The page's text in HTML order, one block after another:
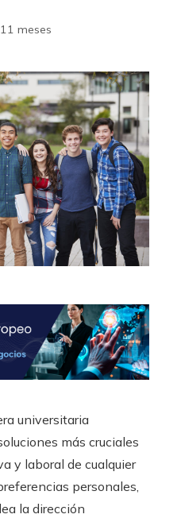
meses
universitaria
más cruciales
y laboral de cualquier
personales,
la dirección